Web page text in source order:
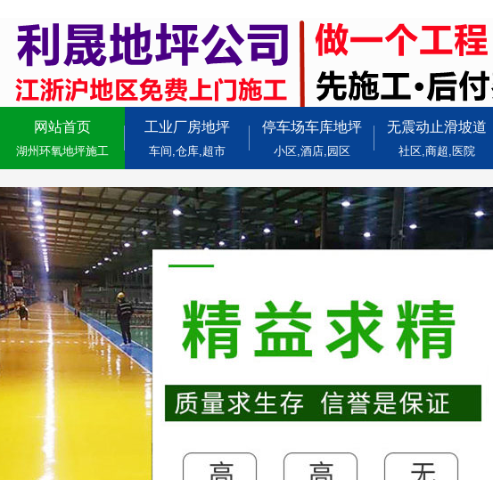
网站首页
湖州环氧地坪施工
工业厂房地坪
车间,仓库,超市
停车场车库地坪
小区,酒店,园区
无震动止滑坡道
社区,商超,医院